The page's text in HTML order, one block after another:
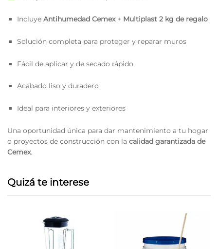
Incluye Antihumedad Cemex+ Multiplast 2 kg de regalo
Solución completa para proteger y reparar muros
Fácil de aplicar y de secado rápido
Acabado liso y duradero
Ideal para interiores y exteriores
Una oportunidad única para dar mantenimiento a tu hogar
o proyectos de construcción con la calidad garantizada de
Cemex.
Quizá te interese